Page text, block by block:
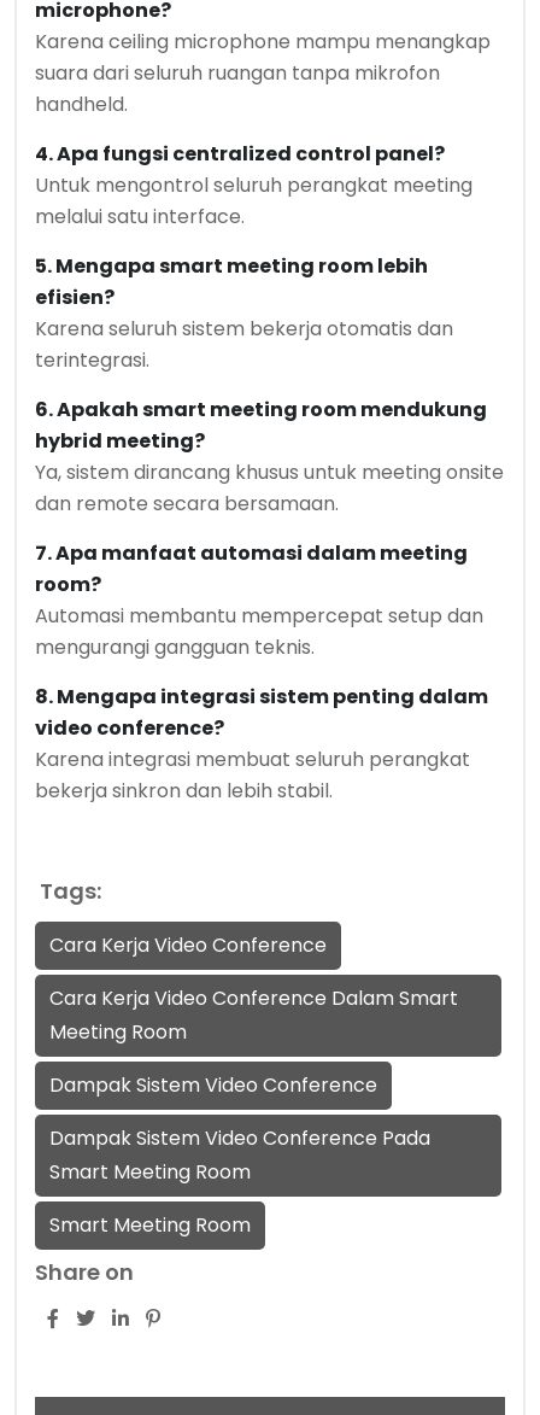
microphone?
Karena ceiling microphone mampu menangkap
suara dari seluruh ruangan tanpa mikrofon
handheld.
4. Apa fungsi centralized control panel?
Untuk mengontrol seluruh perangkat meeting
melalui satu interface.
5. Mengapa smart meeting room lebih
efisien?
Karena seluruh sistem bekerja otomatis dan
terintegrasi.
6. Apakah smart meeting room mendukung
hybrid meeting?
Ya, sistem dirancang khusus untuk meeting onsite
dan remote secara bersamaan.
7. Apa manfaat automasi dalam meeting
room?
Automasi membantu mempercepat setup dan
mengurangi gangguan teknis.
8. Mengapa integrasi sistem penting dalam
video conference?
Karena integrasi membuat seluruh perangkat
bekerja sinkron dan lebih stabil.
Tags:
Cara Kerja Video Conference
Cara Kerja Video Conference Dalam Smart
Meeting Room
Dampak Sistem Video Conference
Dampak Sistem Video Conference Pada
Smart Meeting Room
Smart Meeting Room
Share on